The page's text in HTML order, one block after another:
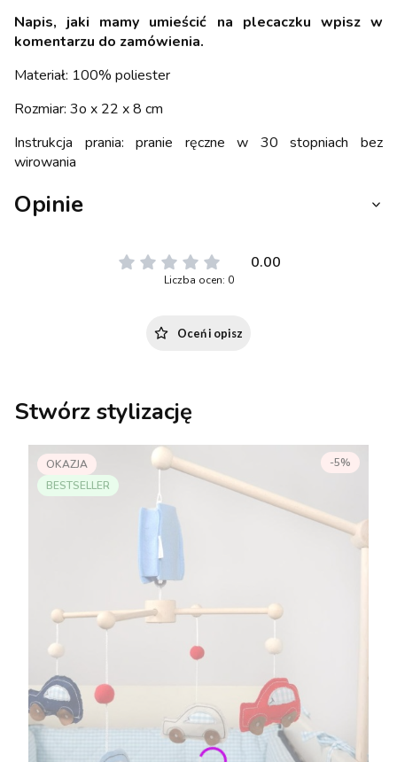
Napis, jaki mamy umieścić na plecaczku wpisz w
komentarzu do zamówienia.
Materiał: 100% poliester
Rozmiar: 3o x 22 x 8 cm
Instrukcja prania: pranie ręczne w 30 stopniach bez
wirowania
Opinie
0.00
Liczba ocen: 0
Oceń i opisz
Stwórz stylizację
OKAZJA
BESTSELLER
-5%